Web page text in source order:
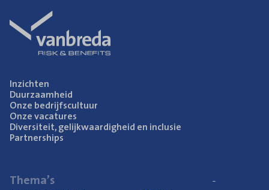
Inzich­ten
Duur­zaam­heid
Onze bedrijfs­cul­tuur
Onze vaca­tu­res
Diver­si­teit, gelijk­waar­dig­heid en inclusie
Part­ner­ships
The­ma’s